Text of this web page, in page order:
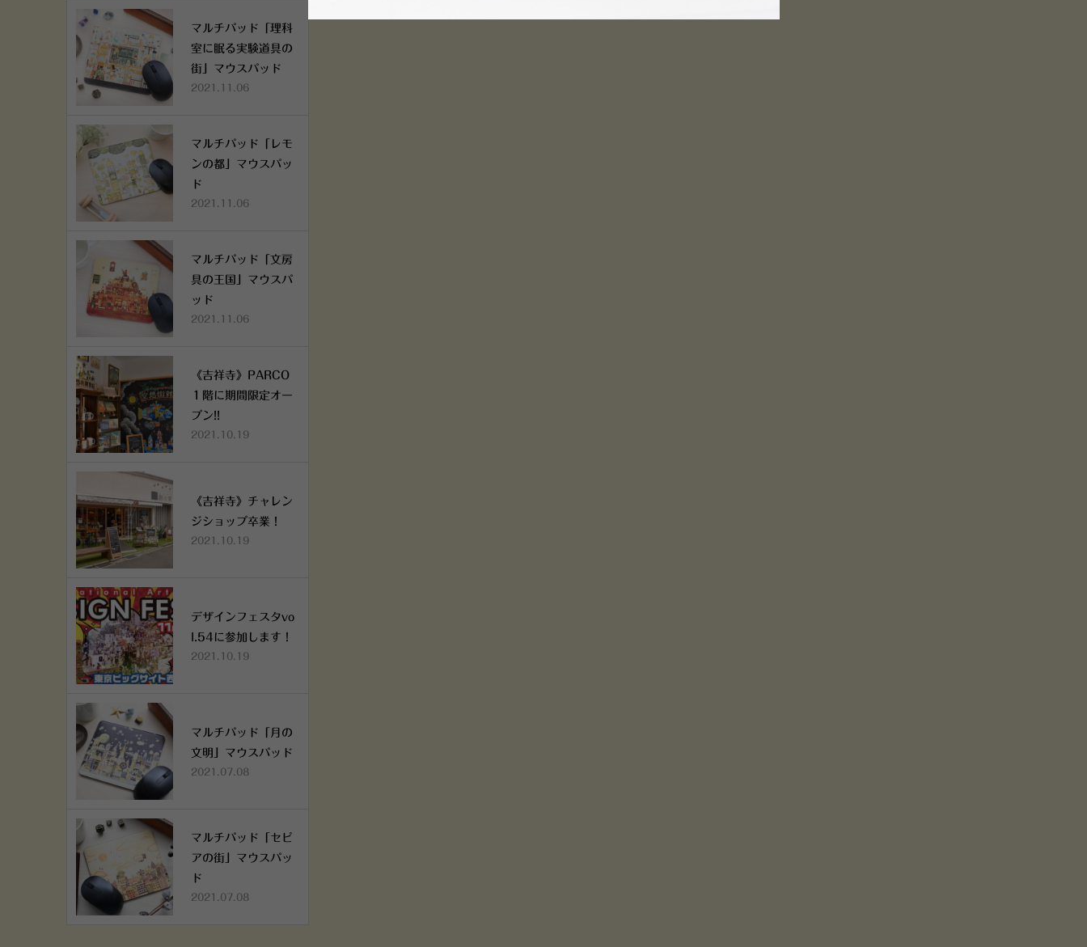
マルチパッド「理科
室に眠る実験道具の
街」マウスパッド
2021.11.06
マルチパッド「レモ
ンの都」マウスパッ
ド
2021.11.06
マルチパッド「文房
具の王国」マウスパ
ッド
2021.11.06
《吉祥寺》PARCO
１階に期間限定オー
プン!!
2021.10.19
《吉祥寺》チャレン
ジショップ卒業！
2021.10.19
デザインフェスタvo
l.54に参加します！
2021.10.19
マルチパッド「月の
文明」マウスパッド
2021.07.08
マルチパッド「セピ
アの街」マウスパッ
ド
2021.07.08